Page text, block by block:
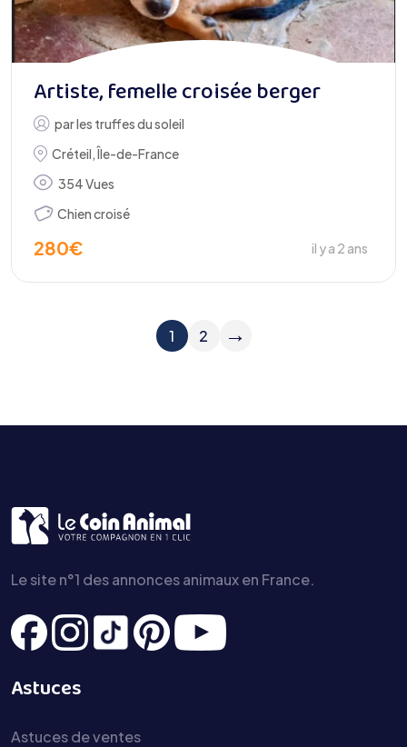
Artiste, femelle croisée berger
parles truffes du soleil
Créteil,Île-de-France
354 Vues
Chien croisé
280€ il y a 2 ans
1 2 →
Le site n°1 des annonces animaux en France.
Astuces
Astuces de ventes